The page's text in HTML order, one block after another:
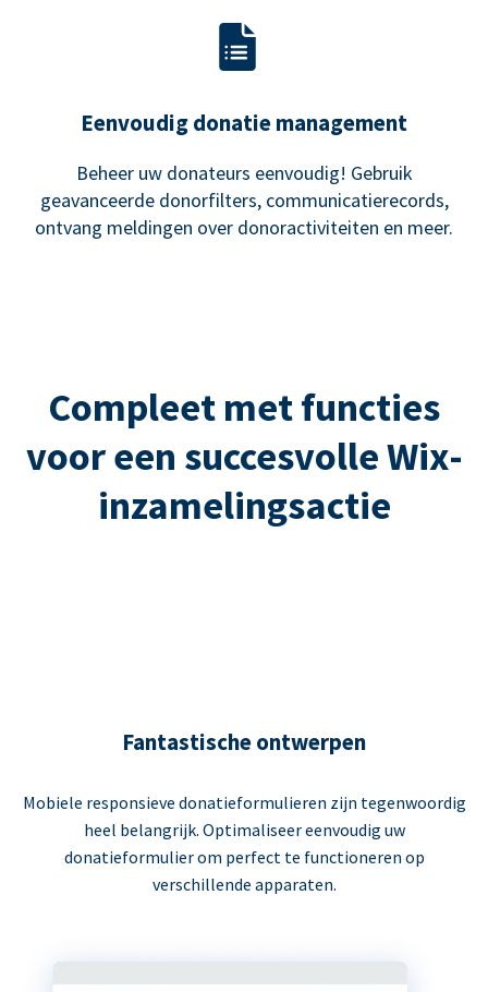
Eenvoudig donatie management
Beheer uw donateurs eenvoudig! Gebruik
geavanceerde donorfilters, communicatierecords,
ontvang meldingen over donoractiviteiten en meer.
Compleet met functies
voor een succesvolle Wix-
inzamelingsactie
Fantastische ontwerpen
Mobiele responsieve donatieformulieren zijn tegenwoordig
heel belangrijk. Optimaliseer eenvoudig uw
donatieformulier om perfect te functioneren op
verschillende apparaten.